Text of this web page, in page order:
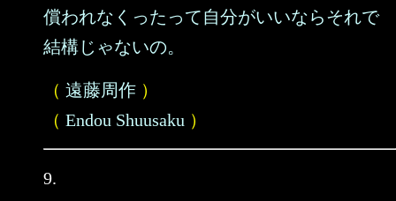
償われなくったって自分がいいならそれで
結構じゃないの。
（ 遠藤周作 ）
（ Endou Shuusaku ）
9.